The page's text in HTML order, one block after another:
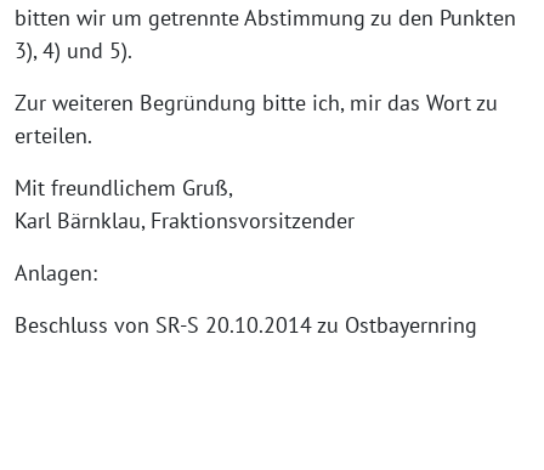
bitten wir um getrennte Abstimmung zu den Punkten
3), 4) und 5).
Zur weiteren Begründung bitte ich, mir das Wort zu
erteilen.
Mit freundlichem Gruß,
Karl Bärnklau, Fraktionsvorsitzender
Anlagen:
Beschluss von SR-S 20.10.2014 zu Ostbayernring